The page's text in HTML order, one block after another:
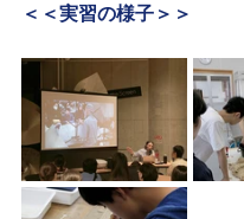
＜＜実習の様子＞＞